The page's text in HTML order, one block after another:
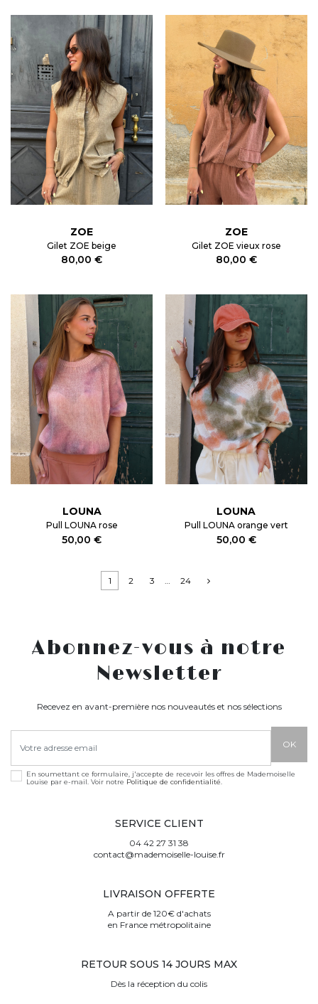
ZOE
Gilet ZOE beige
80,00 €
ZOE
Gilet ZOE vieux rose
80,00 €
LOUNA
Pull LOUNA rose
50,00 €
LOUNA
Pull LOUNA orange vert
50,00 €
1 2 3 24
Abonnez-vous à notre
Newsletter
Recevez en avant-première nos nouveautés et nos sélections
En soumettant ce formulaire, j'accepte de recevoir les offres de Mademoiselle
Louise par e-mail. Voir notre Politique de confidentialité.
SERVICE CLIENT
04 42 27 31 38
contact@mademoiselle-louise.fr
LIVRAISON OFFERTE
A partir de 120€ d'achats
en France métropolitaine
RETOUR SOUS 14 JOURS MAX
Dès la réception du colis